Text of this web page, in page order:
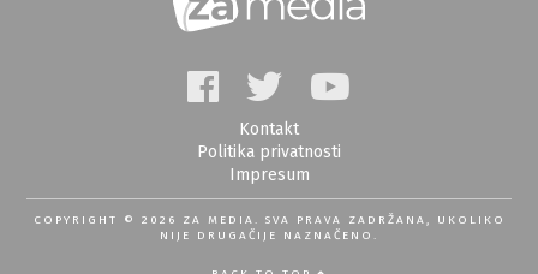
Kontakt
Politika privatnosti
Impresum
COPYRIGHT © 2026 ZA MEDIA. SVA PRAVA ZADRŽANA, UKOLIKO
NIJE DRUGAČIJE NAZNAČENO.